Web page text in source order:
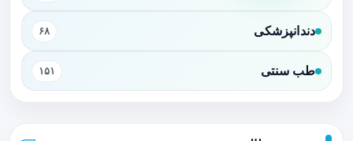
دندانپزشکی ۶۸
طب سنتی ۱۵۱